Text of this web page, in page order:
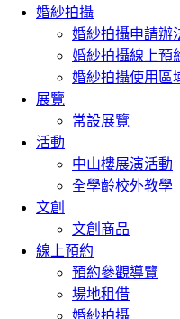
婚紗拍攝
婚紗拍攝申請辦
婚紗拍攝線上預
婚紗拍攝使用區
展覽
常設展覽
活動
中山樓展演活動
全學齡校外教學
文創
文創商品
線上預約
預約參觀導覽
場地租借
婚紗拍攝